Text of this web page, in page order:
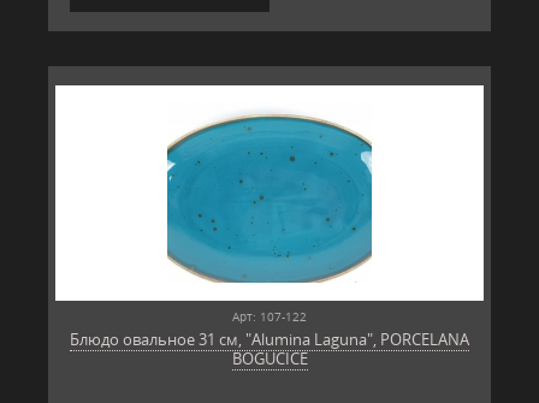
Арт: 107-122
Блюдо овальное 31 см, "Alumina Laguna", PORCELANA
BOGUCICE